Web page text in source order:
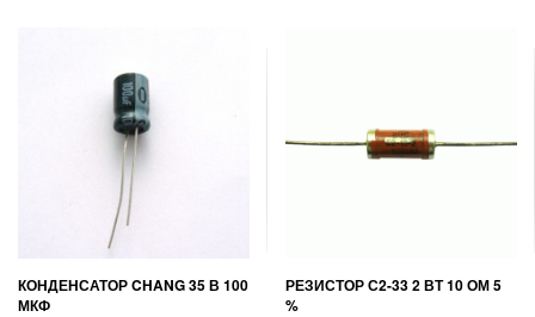
КОНДЕНСАТОР CHANG 35 В 100
МКФ
РЕЗИСТОР С2-33 2 ВТ 10 ОМ 5
%